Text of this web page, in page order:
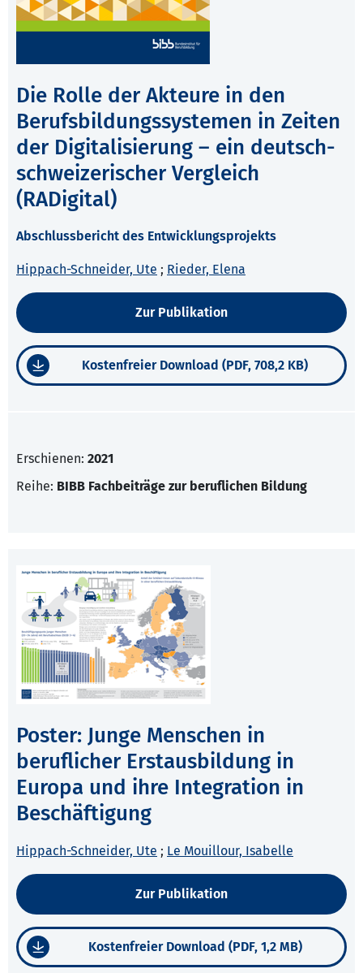
Die Rolle der Akteure in den
Berufsbildungssystemen in Zeiten
der Digitalisierung – ein deutsch-
schweizerischer Vergleich
(RADigital)
Abschlussbericht des Entwicklungsprojekts
Hippach-Schneider, Ute ; Rieder, Elena
Zur Publikation
Kostenfreier Download (PDF, 708,2 KB)
Erschienen: 2021
Reihe: BIBB Fachbeiträge zur beruflichen Bildung
Poster: Junge Menschen in
beruflicher Erstausbildung in
Europa und ihre Integration in
Beschäftigung
Hippach-Schneider, Ute ; Le Mouillour, Isabelle
Zur Publikation
Kostenfreier Download (PDF, 1,2 MB)